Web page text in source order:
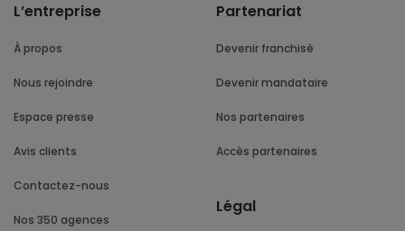
L’entreprise
À propos
Nous rejoindre
Espace presse
Avis clients
Contactez-nous
Nos 350 agences
Partenariat
Devenir franchisé
Devenir mandataire
Nos partenaires
Accès partenaires
Légal